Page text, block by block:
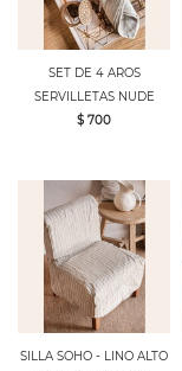
SET DE 4 AROS
SERVILLETAS NUDE
$ 700
SILLA SOHO - LINO ALTO